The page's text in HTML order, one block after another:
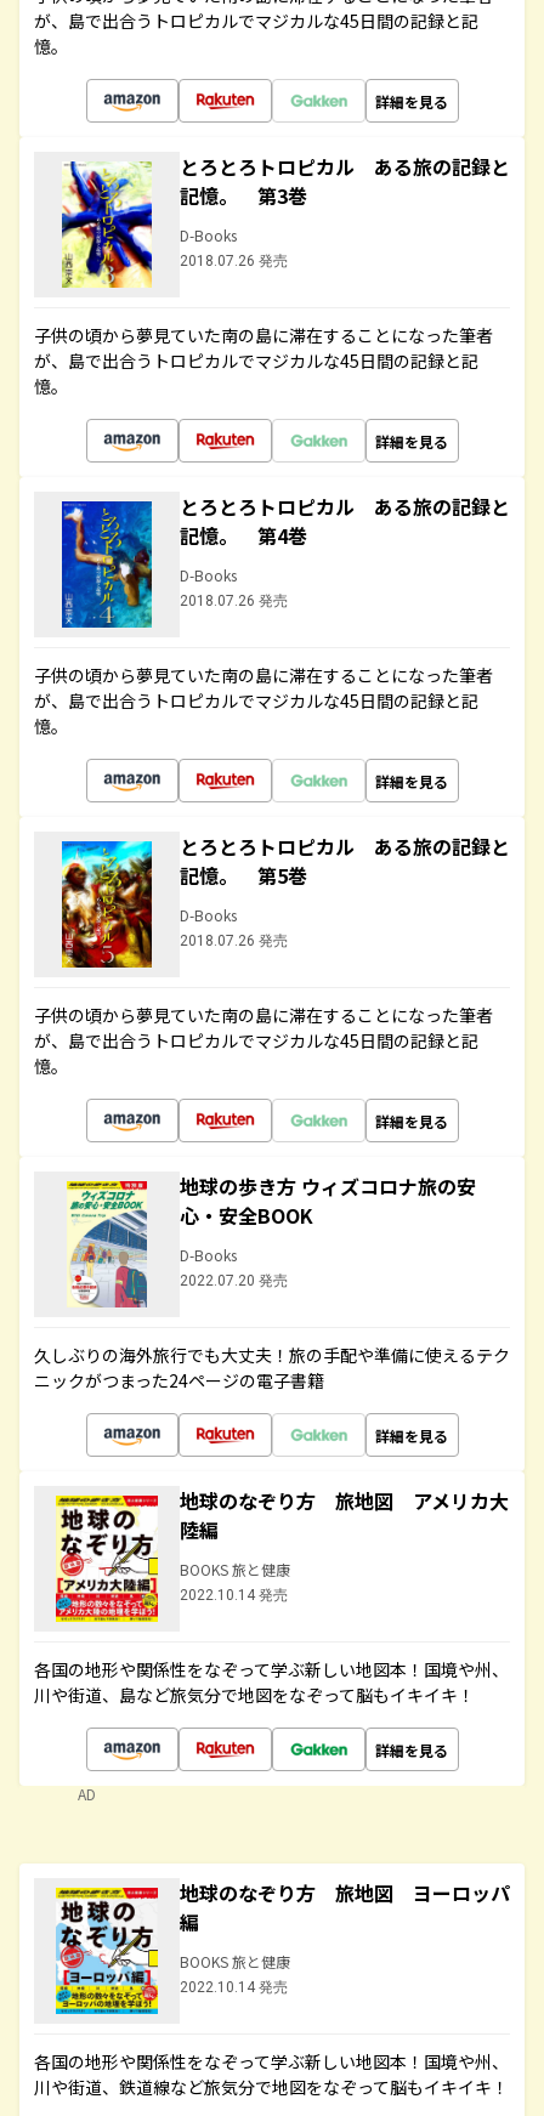
が、島で出合うトロピカルでマジカルな45日間の記録と記
憶。
詳細を見る
とろとろトロピカル ある旅の記録と
記憶。 第3巻
D-Books
2018.07.26 発売
子供の頃から夢見ていた南の島に滞在することになった筆者
が、島で出合うトロピカルでマジカルな45日間の記録と記
憶。
詳細を見る
とろとろトロピカル ある旅の記録と
記憶。 第4巻
D-Books
2018.07.26 発売
子供の頃から夢見ていた南の島に滞在することになった筆者
が、島で出合うトロピカルでマジカルな45日間の記録と記
憶。
詳細を見る
とろとろトロピカル ある旅の記録と
記憶。 第5巻
D-Books
2018.07.26 発売
子供の頃から夢見ていた南の島に滞在することになった筆者
が、島で出合うトロピカルでマジカルな45日間の記録と記
憶。
詳細を見る
地球の歩き方 ウィズコロナ旅の安
心・安全BOOK
D-Books
2022.07.20 発売
久しぶりの海外旅行でも大丈夫！旅の手配や準備に使えるテク
ニックがつまった24ページの電子書籍
詳細を見る
地球のなぞり方 旅地図 アメリカ大
陸編
BOOKS 旅と健康
2022.10.14 発売
各国の地形や関係性をなぞって学ぶ新しい地図本！国境や州、
川や街道、島など旅気分で地図をなぞって脳もイキイキ！
詳細を見る
AD
地球のなぞり方 旅地図 ヨーロッパ
編
BOOKS 旅と健康
2022.10.14 発売
各国の地形や関係性をなぞって学ぶ新しい地図本！国境や州、
川や街道、鉄道線など旅気分で地図をなぞって脳もイキイキ！